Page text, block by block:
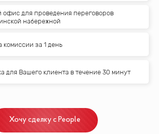
офис для проведения переговоров
набережной
комиссии за 1 день
для Вашего клиента в течение 30 минут
Хочу сделку с People